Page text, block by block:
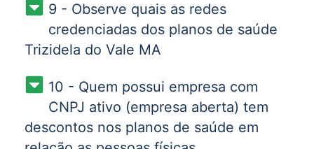
9 - Observe quais as redes
credenciadas dos planos de saúde
Trizidela do Vale MA
10 - Quem possui empresa com
CNPJ ativo (empresa aberta) tem
descontos nos planos de saúde em